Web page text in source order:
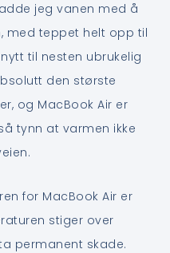
jeg vanen med å
med teppet helt opp til
til nesten ubrukelig
den største
og MacBook Air er
tynn at varmen ikke
for MacBook Air er
stiger over
permanent skade.